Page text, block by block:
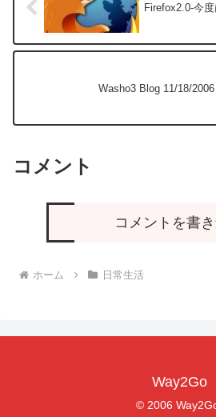
Firefox2.0-今
Washo3 Blog 11/18/2006
コメント
コメントを書
ホーム 日常生活
Way2Go
© 2006